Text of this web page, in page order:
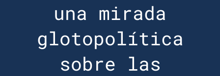
una mirada
glotopolítica
sobre las